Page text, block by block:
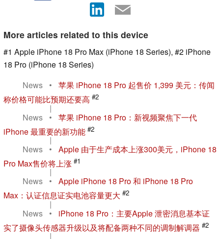
More articles related to this device
#1 Apple iPhone 18 Pro Max (iPhone 18 Series), #2 iPhone
18 Pro (iPhone 18 Series)
News
•
苹果 iPhone 18 Pro 起售价 1,399 美元：传闻
称价格可能比预期还要高 #2
|
News
•
苹果 iPhone 18 Pro：新视频聚焦下一代
iPhone 最重要的新功能 #2
|
News
•
Apple 由于生产成本上涨300美元，iPhone 18
Pro Max售价将上涨 #1
|
News
•
Apple iPhone 18 Pro 和 iPhone 18 Pro
Max：认证信息证实电池容量更大 #2
|
News
•
iPhone 18 Pro：主要Apple 泄密消息基本证
实了摄像头传感器升级以及将配备两种不同的调制解调器 #2
|